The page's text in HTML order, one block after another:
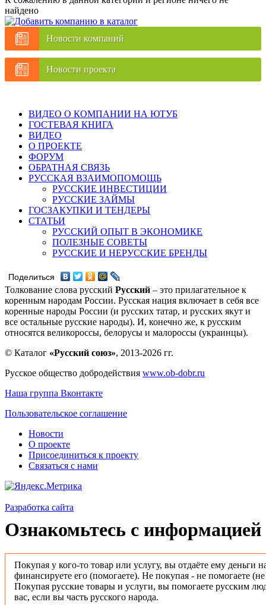
найдено
Новости компаний
Новости проекта
ВИДЕО О КОМПАНИИ НА ЮТУБ
ГОСТЕВАЯ КНИГА
ВИДЕО
О ПРОЕКТЕ
ФОРУМ
ОБРАТНАЯ СВЯЗЬ
РУССКАЯ ВЗАИМОПОМОЩЬ
РУССКИЕ ИНВЕСТИЦИИ
РУССКИЕ ЗАЙМЫ
ГОСЗАКУПКИ И ТЕНДЕРЫ
СТАТЬИ
РУССКИЙ ОПЫТ В ЭКОНОМИКЕ
ПОЛЕЗНЫЕ СОВЕТЫ
РУССКИЕ И НЕРУССКИЕ БРЕНДЫ
Поделиться
Толкование слова русский Русский – это прилагательное к
коренным народам России. Русская нация включает в себя все
коренные народы России (и русских татар, и русских якут и
все остальные русские народы). И, конечно же, к русским
относятся великороссы, белорусы и малороссы (украинцы).
© Каталог «Русский союз», 2013-2026 гг.
Русское общество добродействия www.ob-dobr.ru
Наша группа Вконтакте
Пользовательское соглашение
Новости
О проекте
Присоединиться к проекту
Связаться с нами
Разработка сайта
Ознакомьтесь с информацией
Покупая у кого-то товар или услугу, вы отдаёте ему деньги
финансируете его (помогаете). Не покупая - не помогаете
Покупая русские товары и услуги, вы помогаете русским
вас, если вы часть русского народа.